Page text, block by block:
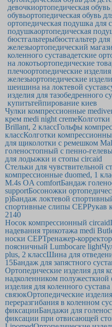
девочкиортопедическая
обувьортопедическая обувь
ортопедическая подушка для
подушкаортопедическая
бюстгальтерыбюстгальтер
железыортопедический
коленного суставадетские
на локотьортопедические
плечоортопедические
железыортопедические
шеишина на локтевой сустав
изделия для тазобедренного
купитьтейпирование киев
Чулки компрессионные
крем medi night creme
Brillant, 2 классГольфы
классКолготки
для щиколотки с ремешком
голеностопный с пенно-
для лодыжки и стопы circaid
Стельки для чувствительной
компрессионные duomed, 1
M.4s OA comfortБандаж
supportБосоножки
р)Бандаж локтевой
спортивные слипы CEPРукав
2140
Носок компрессионный circaid
надевания трикотажа medi
носки CEPТренажер-
поясничный Lumbocare light
plus, 2 классШина для
15Бандаж для запястного
Ортопедические изделия для
надколенником полужесткиой
изделия для коленного
связокОртопедические
переразгибания в коленном
фиксацииБандажи для
фиксации при отвисающей